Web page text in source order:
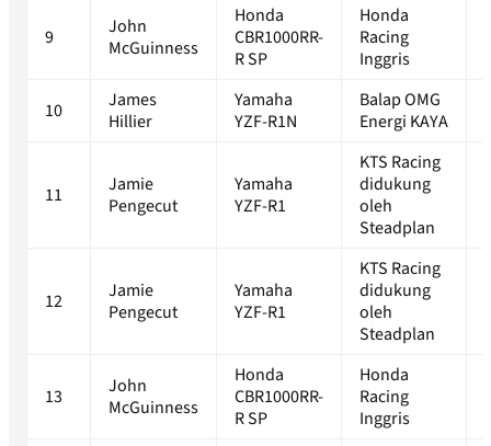
9
John
McGuinness
Honda
CBR1000RR-
R SP
Honda
Racing
Inggris
10
James
Hillier
Yamaha
YZF-R1N
Balap OMG
Energi KAYA
11
Jamie
Pengecut
Yamaha
YZF-R1
KTS Racing
didukung
oleh
Steadplan
12
Jamie
Pengecut
Yamaha
YZF-R1
KTS Racing
didukung
oleh
Steadplan
13
John
McGuinness
Honda
CBR1000RR-
R SP
Honda
Racing
Inggris